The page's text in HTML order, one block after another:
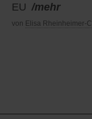
EU /mehr
von Elisa Rheinheimer-